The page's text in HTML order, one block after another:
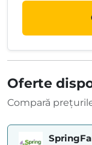
Oferte
Compară